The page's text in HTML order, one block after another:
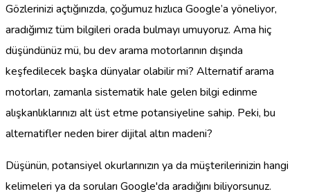
Gözlerinizi açtığınızda, çoğumuz hızlıca Google’a yöneliyor,
aradığımız tüm bilgileri orada bulmayı umuyoruz. Ama hiç
düşündünüz mü, bu dev arama motorlarının dışında
keşfedilecek başka dünyalar olabilir mi? Alternatif arama
motorları, zamanla sistematik hale gelen bilgi edinme
alışkanlıklarınızı alt üst etme potansiyeline sahip. Peki, bu
alternatifler neden birer dijital altın madeni?
Düşünün, potansiyel okurlarınızın ya da müşterilerinizin hangi
kelimeleri ya da soruları Google'da aradığını biliyorsunuz.